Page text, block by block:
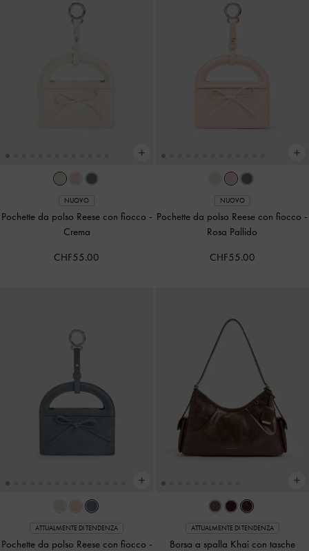
NUOVO
Pochette da polso Reese con fiocco -
Crema
CHF55.00
NUOVO
Pochette da polso Reese con fiocco -
Rosa Pallido
CHF55.00
ATTUALMENTE DI TENDENZA
Pochette da polso Reese con fiocco -
ATTUALMENTE DI TENDENZA
Borsa a spalla Khai con tasche